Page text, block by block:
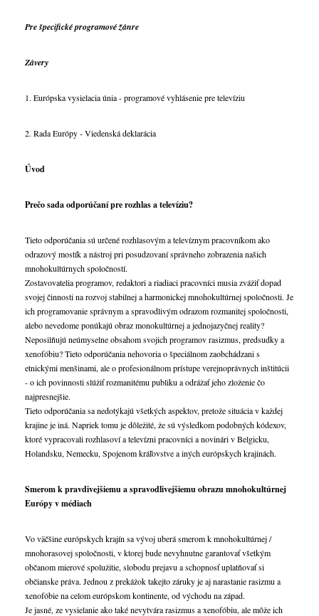
Pre špecifické programové žánre
Závery
1. Európska vysielacia únia - programové vyhlásenie pre televíziu
2. Rada Európy - Viedenská deklarácia
Úvod
Prečo sada odporúčaní pre rozhlas a televíziu?
Tieto odporúčania sú určené rozhlasovým a televíznym pracovníkom ako
odrazový mostík a nástroj pri posudzovaní správneho zobrazenia našich
mnohokultúrnych spoločností.
Zostavovatelia programov, redaktori a riadiaci pracovníci musia zvážiť dopad
svojej činnosti na rozvoj stabilnej a harmonickej mnohokultúrnej spoločnosti. Je
ich programovanie správnym a spravodlivým odrazom rozmanitej spoločnosti,
alebo nevedome ponúkajú obraz monokultúrnej a jednojazyčnej reality?
Neposilňujú neúmyselne obsahom svojich programov rasizmus, predsudky a
xenofóbiu? Tieto odporúčania nehovoria o špeciálnom zaobchádzani s
etnickými menšinami, ale o profesionálnom prístupe verejnoprávnych inštitúcii
- o ich povinnosti slúžiť rozmanitému publiku a odrážať jeho zloženie čo
najpresnejšie.
Tieto odporúčania sa nedotýkajú všetkých aspektov, pretože situácia v každej
krajine je iná. Napriek tomu je dôležité, že sú výsledkom podobných kódexov,
ktoré vypracovali rozhlasoví a televízni pracovníci a novinári v Belgicku,
Holandsku, Nemecku, Spojenom kráľovstve a iných európskych krajinách.
Smerom k pravdivejšiemu a spravodlivejšiemu obrazu mnohokultúrnej
Európy v médiach
Vo väčšine európskych krajín sa vývoj uberá smerom k mnohokultúrnej /
mnohorasovej spoločnosti, v ktorej bude nevyhnutne garantovať všetkým
občanom mierové spolužitie, slobodu prejavu a schopnosť uplatňovať si
občianske práva. Jednou z prekážok takejto záruky je aj narastanie rasizmu a
xenofóbie na celom európskom kontinente, od východu na západ.
Je jasné, ze vysielanie ako také nevytvára rasizmus a xenofóbiu, ale môže ich